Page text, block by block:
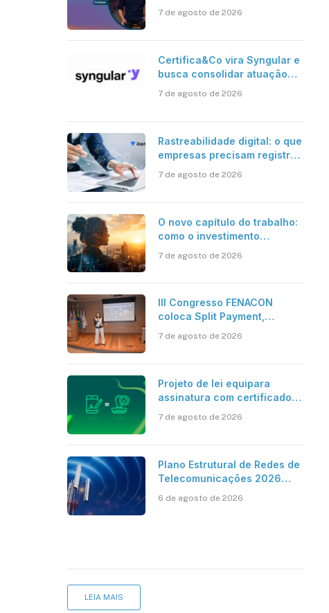
7 de agosto de 2026
Certifica&Co vira Syngular e
busca consolidar atuação
7 de agosto de 2026
Rastreabilidade digital: o que
empresas precisam registrar
7 de agosto de 2026
O novo capítulo do trabalho:
como o investimento
científica revela a
7 de agosto de 2026
III Congresso FENACON
coloca Split Payment,
centro dos debates
7 de agosto de 2026
Projeto de lei equipara
assinatura com certificado
reconhecimento de firma em
7 de agosto de 2026
Plano Estrutural de Redes de
Telecomunicações 2026
móvel, mas mantém desafio
6 de agosto de 2026
LEIA MAIS